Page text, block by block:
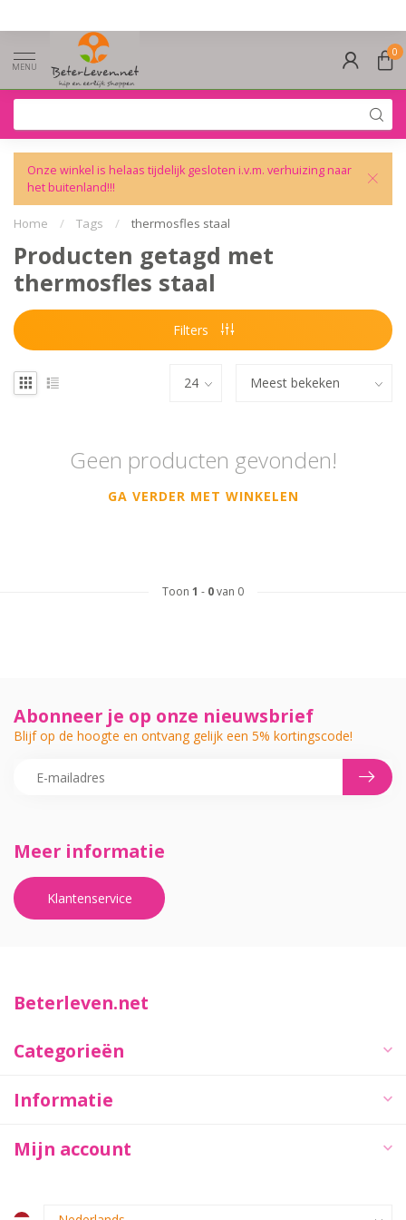
MENU
0
Onze winkel is helaas tijdelijk gesloten i.v.m. verhuizing naar
het buitenland!!!
Home / Tags / thermosfles staal
Producten getagd met
thermosfles staal
Filters
Geen producten gevonden!
GA VERDER MET WINKELEN
Toon 1 - 0van 0
Meer informatie
Klantenservice
Abonneer je op onze nieuwsbrief
Blijf op de hoogte en ontvang gelijk een 5% kortingscode!
Beterleven.net
Categorieën
Informatie
Mijn account